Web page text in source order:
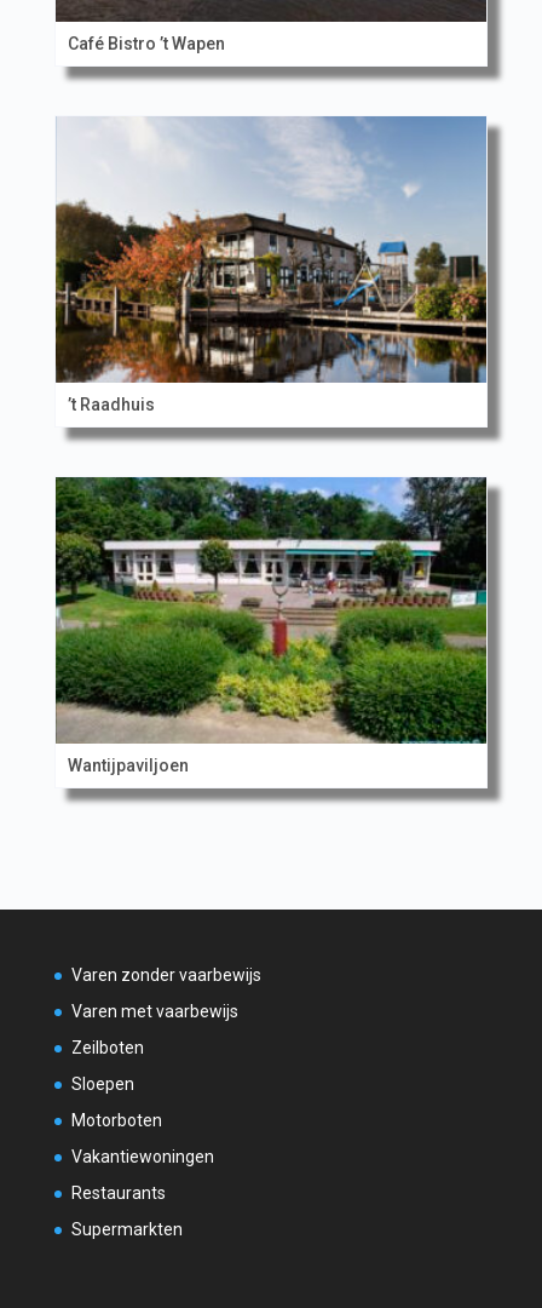
Café Bistro ’t Wapen
’t Raadhuis
Wantijpaviljoen
Varen zonder vaarbewijs
Varen met vaarbewijs
Zeilboten
Sloepen
Motorboten
Vakantiewoningen
Restaurants
Supermarkten